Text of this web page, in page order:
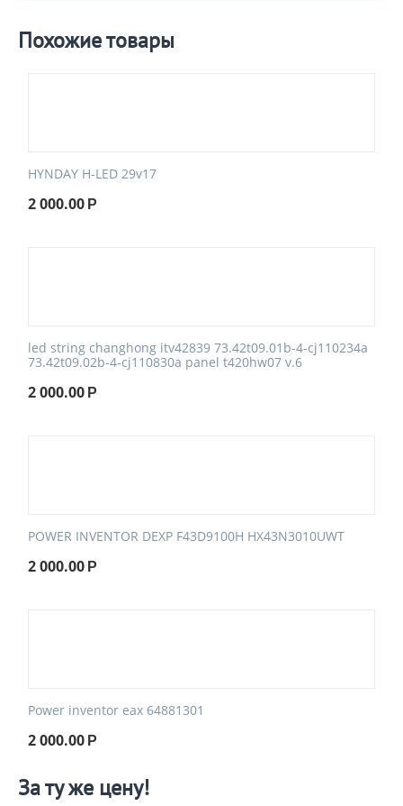
Похожие товары
HYNDAY H-LED 29v17
2 000.00 Р
led string changhong itv42839 73.42t09.01b-4-cj110234a
73.42t09.02b-4-cj110830a panel t420hw07 v.6
2 000.00 Р
POWER INVENTOR DEXP F43D9100H HX43N3010UWT
2 000.00 Р
Power inventor eax 64881301
2 000.00 Р
За ту же цену!